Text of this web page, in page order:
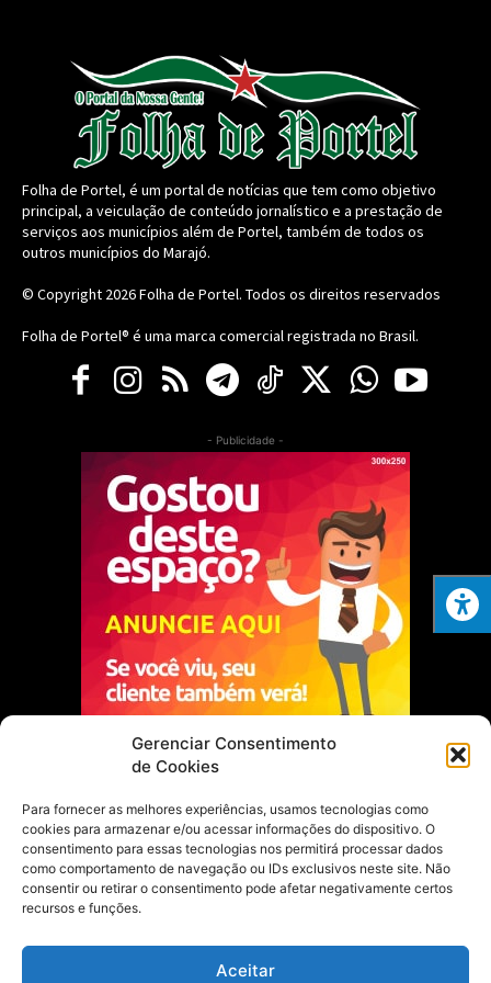
Gerenciar Consentimento
de Cookies
Para fornecer as melhores experiências, usamos tecnologias como
cookies para armazenar e/ou acessar informações do dispositivo. O
consentimento para essas tecnologias nos permitirá processar dados
como comportamento de navegação ou IDs exclusivos neste site. Não
consentir ou retirar o consentimento pode afetar negativamente certos
recursos e funções.
Aceitar
Folha de Portel, é um portal de notícias que tem como objetivo
principal, a veiculação de conteúdo jornalístico e a prestação de
serviços aos municípios além de Portel, também de todos os
outros municípios do Marajó.
© Copyright 2026Folha de Portel. Todos os direitos reservados
Folha de Portel® é uma marca comercial registrada no Brasil.
- Publicidade -
Justiça Itinerante garante regularização
fundiária e casamento comunitário para
famílias em Portel
21 de maio de 2026
Portel estreia com empate no futsal
feminino pelos Jogos Estudantis Paraenses